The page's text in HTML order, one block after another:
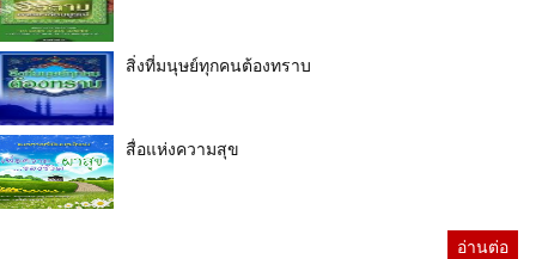
สิ่งที่มนุษย์ทุกคนต้องทราบ
สื่อแห่งความสุข
อ่านต่อ